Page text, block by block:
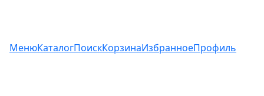
МенюКаталогПоискКорзинаИзбранноеПрофиль